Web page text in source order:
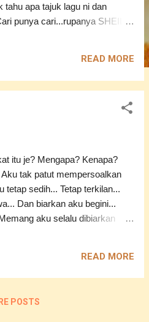
tahu apa tajuk lagu ni dan
punya cari...rupanya SHEILA
janganlah keliru pula...tak
dia sekarang ni...ada yang kata
Bila dengar lagu
ni... -___- Tapi
play kat sini...klik je kat video
link ke lagu tersebut... -------
Lirik / Lyric : Seperti ada
saat melihat ke arahmu saat kau
dunia jadi luar biasa
READ MORE
itu je? Mengapa? Kenapa?
tak patut mempersoalkan
tetap sedih... Tetap terkilan...
Dan biarkan aku begini...
aku selalu dibiarkan
READ MORE
POSTS